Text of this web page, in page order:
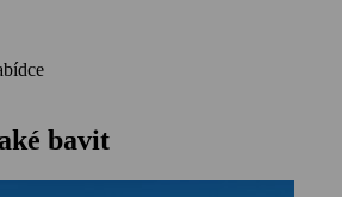
zasype. Keď sa Jakub vráti domov,
bavit